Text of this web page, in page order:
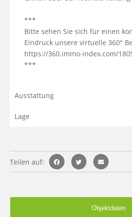
***
Bitte sehen Sie sich für einen
Eindruck unsere virtuelle 360°
https://360.immo-index.com/
***
Ausstattung
Lage
Teilen auf:
Objektdaten